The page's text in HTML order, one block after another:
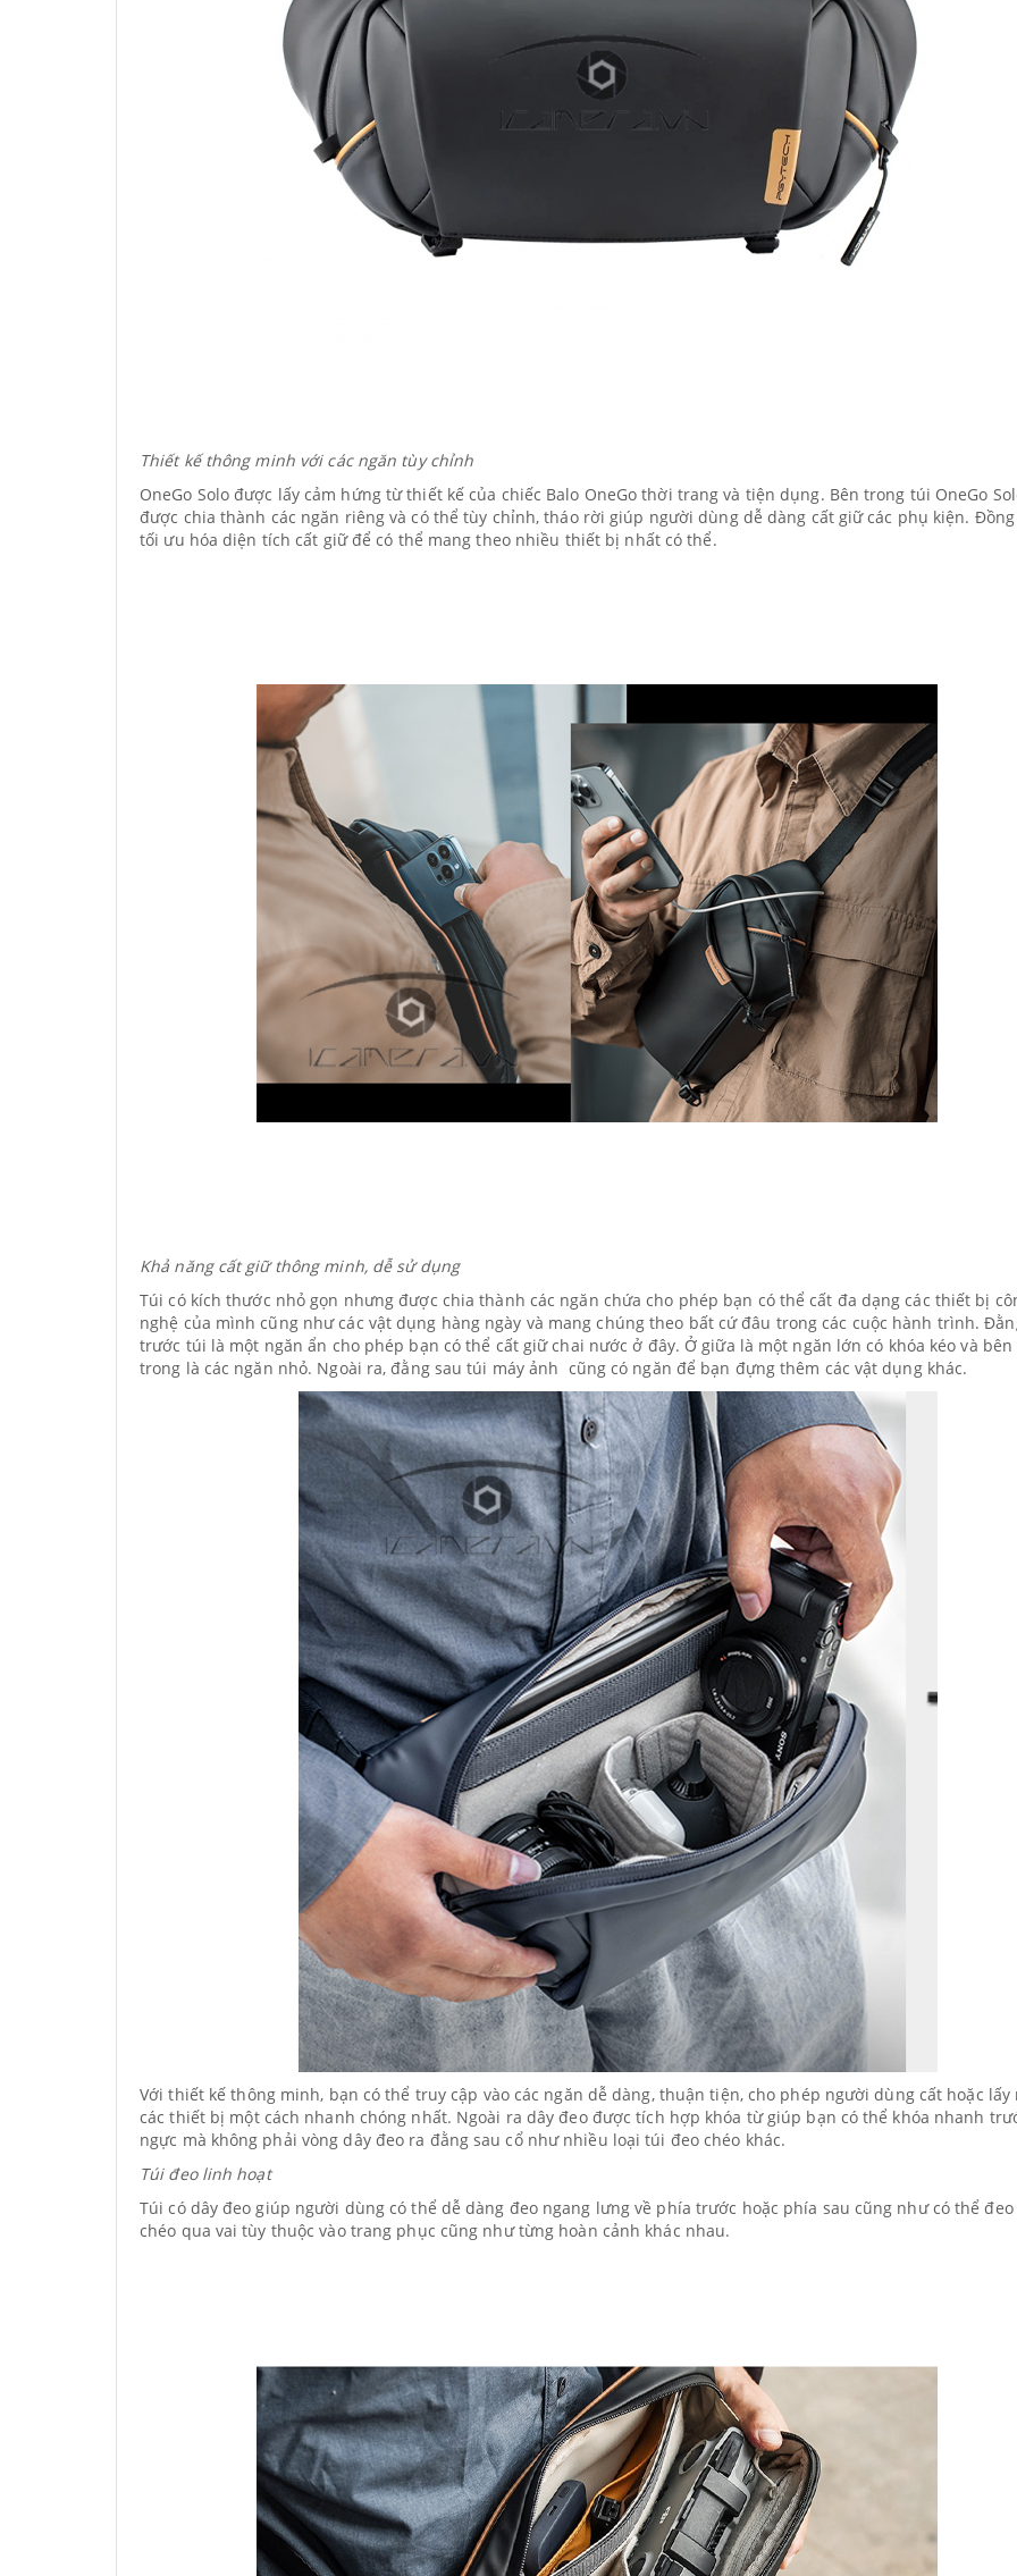
Thiết kế thông minh với các ngăn tùy chỉnh
OneGo Solo được lấy cảm hứng từ thiết kế của chiếc Balo OneGo thời trang và tiện dụng. Bên trong túi OneGo
được chia thành các ngăn riêng và có thể tùy chỉnh, tháo rời giúp người dùng dễ dàng cất giữ các phụ kiện.
tối ưu hóa diện tích cất giữ để có thể mang theo nhiều thiết bị nhất có thể.
Khả năng cất giữ thông minh, dễ sử dụng
Túi có kích thước nhỏ gọn nhưng được chia thành các ngăn chứa cho phép bạn có thể cất đa dạng các thiết bị
nghệ của mình cũng như các vật dụng hàng ngày và mang chúng theo bất cứ đâu trong các cuộc hành trình.
trước túi là một ngăn ẩn cho phép bạn có thể cất giữ chai nước ở đây. Ở giữa là một ngăn lớn có khóa kéo và bên
trong là các ngăn nhỏ. Ngoài ra, đằng sau túi máy ảnh cũng có ngăn để bạn đựng thêm các vật dụng khác.
Với thiết kế thông minh, bạn có thể truy cập vào các ngăn dễ dàng, thuận tiện, cho phép người dùng cất hoặc lấy
các thiết bị một cách nhanh chóng nhất. Ngoài ra dây đeo được tích hợp khóa từ giúp bạn có thể khóa nhanh
ngực mà không phải vòng dây đeo ra đằng sau cổ như nhiều loại túi đeo chéo khác.
Túi đeo linh hoạt
Túi có dây đeo giúp người dùng có thể dễ dàng đeo ngang lưng về phía trước hoặc phía sau cũng như có thể đeo
chéo qua vai tùy thuộc vào trang phục cũng như từng hoàn cảnh khác nhau.